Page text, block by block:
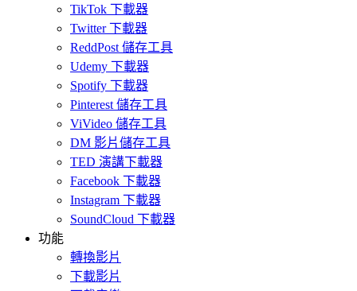
TikTok 下載器
Twitter 下載器
ReddPost 儲存工具
Udemy 下載器
Spotify 下載器
Pinterest 儲存工具
ViVideo 儲存工具
DM 影片儲存工具
TED 演講下載器
Facebook 下載器
Instagram 下載器
SoundCloud 下載器
功能
轉換影片
下載影片